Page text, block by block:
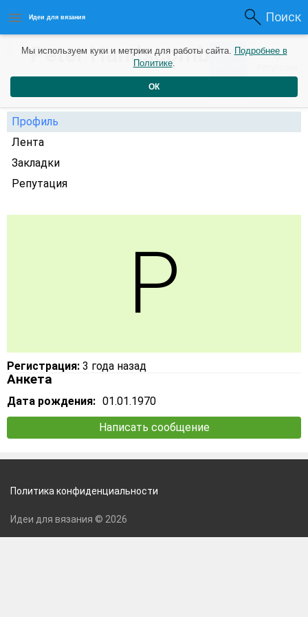
Идеи для вязания Поиск
Peter Handscomb 0 0
Профиль
Лента
Закладки
Репутация
Регистрация: 3 года назад
Анкета
Дата рождения: 01.01.1970
Написать сообщение
Мы используем куки и метрики для работы сайта. Подробнее в
Политике.
ОК
Политика конфиденциальности
Идеи для вязания © 2026